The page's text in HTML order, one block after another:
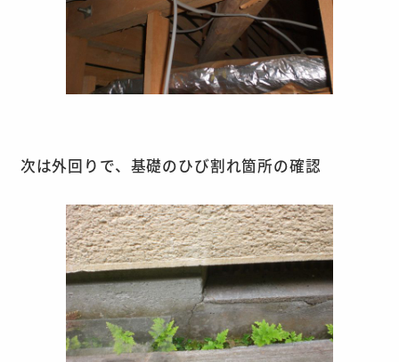
次は外回りで、基礎のひび割れ箇所の確認